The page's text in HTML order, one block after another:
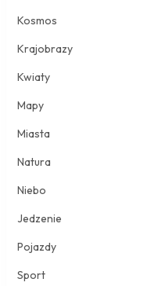
Kosmos
Krajobrazy
Kwiaty
Mapy
Miasta
Natura
Niebo
Jedzenie
Pojazdy
Sport